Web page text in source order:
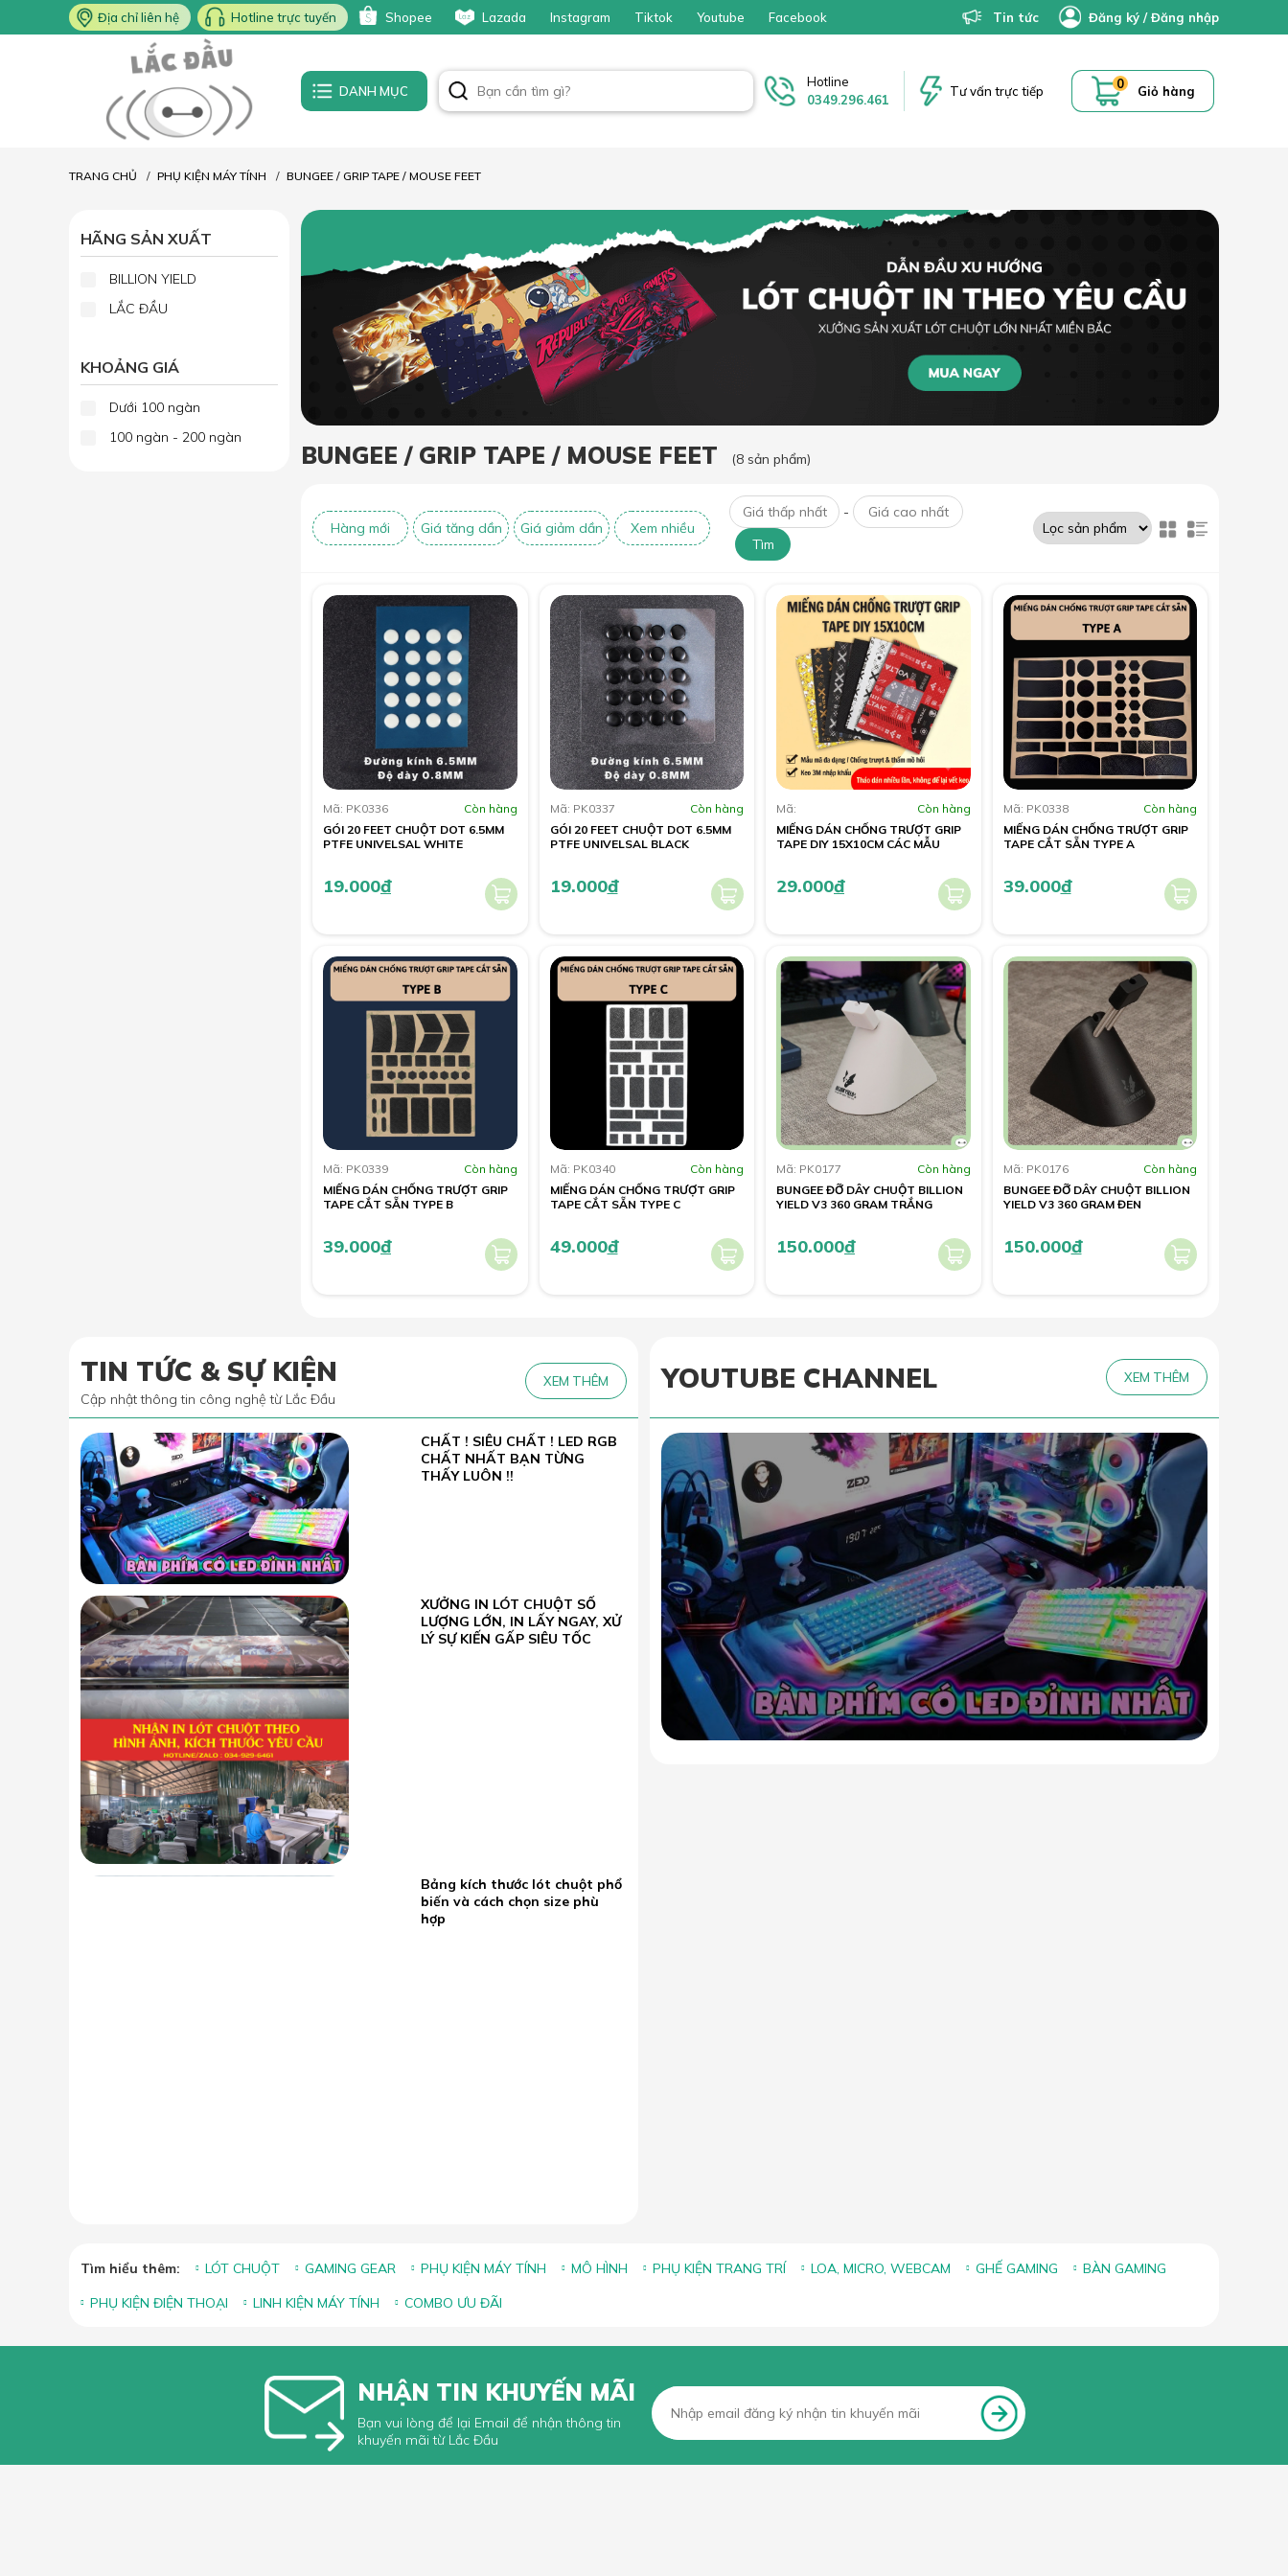
Địa chỉ liên hệ Hotline trực tuyến Shopee Lazada Instagram Tiktok Youtube Facebook Tin tức Đăng ký /Đăng nhập
DANH MỤC
Hotline
0349.296.461
Tư vấn trực tiếp 0 Giỏ hàng
TRANG CHỦ PHỤ KIỆN MÁY TÍNH BUNGEE / GRIP TAPE / MOUSE FEET
HÃNG SẢN XUẤT
BILLION YIELD
LẮC ĐẦU
KHOẢNG GIÁ
Dưới 100 ngàn
100 ngàn - 200 ngàn
BUNGEE / GRIP TAPE / MOUSE FEET (8 sản phẩm)
Hàng mới Giá tăng dần Giá giảm dần Xem nhiều
-
Tìm
Mã: PK0336
Còn hàng
GÓI 20 FEET CHUỘT DOT 6.5MM
PTFE UNIVELSAL WHITE
19.000đ
Mã: PK0337
Còn hàng
GÓI 20 FEET CHUỘT DOT 6.5MM
PTFE UNIVELSAL BLACK
19.000đ
Mã:
Còn hàng
MIẾNG DÁN CHỐNG TRƯỢT GRIP
TAPE DIY 15X10CM CÁC MẪU
29.000đ
Mã: PK0338
Còn hàng
MIẾNG DÁN CHỐNG TRƯỢT GRIP
TAPE CẮT SẴN TYPE A
39.000đ
Mã: PK0339
Còn hàng
MIẾNG DÁN CHỐNG TRƯỢT GRIP
TAPE CẮT SẴN TYPE B
39.000đ
Mã: PK0340
Còn hàng
MIẾNG DÁN CHỐNG TRƯỢT GRIP
TAPE CẮT SẴN TYPE C
49.000đ
Mã: PK0177
Còn hàng
BUNGEE ĐỠ DÂY CHUỘT BILLION
YIELD V3 360 GRAM TRẮNG
150.000đ
Mã: PK0176
Còn hàng
BUNGEE ĐỠ DÂY CHUỘT BILLION
YIELD V3 360 GRAM ĐEN
150.000đ
TIN TỨC & SỰ KIỆN
Cập nhật thông tin công nghệ từ Lắc Đầu
XEM THÊM
CHẤT ! SIÊU CHẤT ! LED RGB
CHẤT NHẤT BẠN TỪNG
THẤY LUÔN !!
XƯỞNG IN LÓT CHUỘT SỐ
LƯỢNG LỚN, IN LẤY NGAY, XỬ
LÝ SỰ KIẾN GẤP SIÊU TỐC
Bảng kích thước lót chuột phổ
biến và cách chọn size phù
hợp
YOUTUBE CHANNEL XEM THÊM
Tìm hiểu thêm: LÓT CHUỘT GAMING GEAR PHỤ KIỆN MÁY TÍNH MÔ HÌNH PHỤ KIỆN TRANG TRÍ LOA, MICRO, WEBCAM GHẾ GAMING
BÀN GAMING
PHỤ KIỆN ĐIỆN THOẠI
LINH KIỆN MÁY TÍNH COMBO ƯU ĐÃI
NHẬN TIN KHUYẾN MÃI
Bạn vui lòng để lại Email để nhận thông tin
khuyến mãi từ Lắc Đầu